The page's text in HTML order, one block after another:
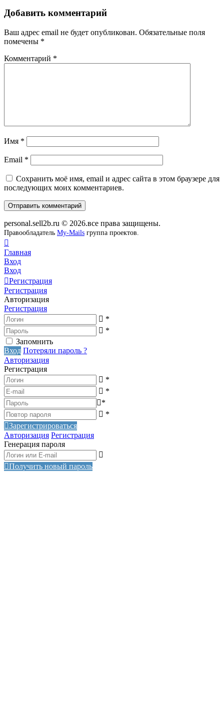
записям
Добавить комментарий
Ваш адрес email не будет опубликован. Обязательные поля
помечены *
Комментарий *
Имя *
Email *
Сохранить моё имя, email и адрес сайта в этом браузере для
последующих моих комментариев.
personal.sell2b.ru © 2026.все права защищены.
Правообладатель My-Mails группа проектов.
Главная
Вход
Вход
Регистрация
Регистрация
Авторизация
Регистрация
*
*
Запомнить
Вход Потеряли пароль ?
Авторизация
Регистрация
*
*
*
*
Зарегистрироваться
Авторизация Регистрация
Генерация пароля
Получить новый пароль